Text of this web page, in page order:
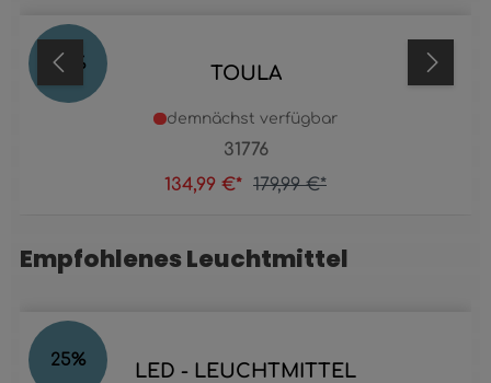
25 % TOULA
31776
demnächst verfügbar
134,99 €* 179,99 €*
Produktgalerie überspringen
Empfohlenes Leuchtmittel
25% LED - LEUCHTMITTEL